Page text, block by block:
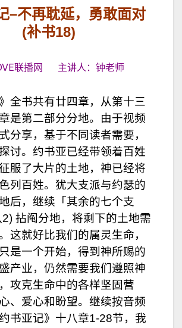
–不再耽延，勇敢面对
(补书18)
联播网 主讲人：钟老师
全书共有廿四章，从第十三
是第二部分分地。由于视频
分享，基于不同读者需要，
讨。约书亚已经带领着百姓
服了大片的土地，神已经将
列百姓。犹大支派与约瑟的
后，继续「其余的七个支
拈阄分地，将剩下的土地需
这就好比我们的属灵生命，
是一个开始，得到神所赐的
产业，仍然需要我们遵照神
攻克生命中的各样坚固营
、爱心和盼望。继续按音频
书亚记》十八章1-28节，我